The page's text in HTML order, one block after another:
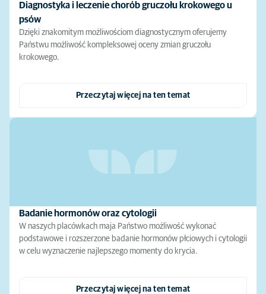
Diagnostyka i leczenie chorób gruczołu krokowego u
psów
Dzięki znakomitym możliwościom diagnostycznym oferujemy
Państwu możliwość kompleksowej oceny zmian gruczołu
krokowego.
Przeczytaj więcej na ten temat
Badanie hormonów oraz cytologii
W naszych placówkach maja Państwo możliwość wykonać
podstawowe i rozszerzone badanie hormonów płciowych i cytologii
w celu wyznaczenie najlepszego momenty do krycia.
Przeczytaj więcej na ten temat